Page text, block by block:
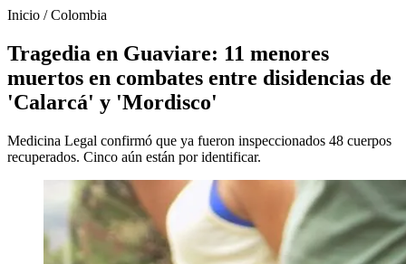
Inicio /Colombia
Tragedia en Guaviare: 11 menores
muertos en combates entre disidencias de
'Calarcá' y 'Mordisco'
Medicina Legal confirmó que ya fueron inspeccionados 48 cuerpos
recuperados. Cinco aún están por identificar.